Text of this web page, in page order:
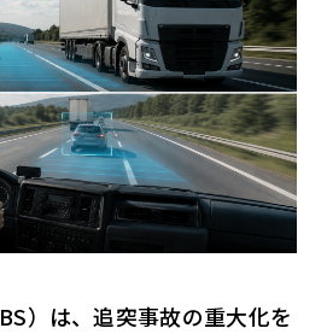
）は、追突事故の重大化を